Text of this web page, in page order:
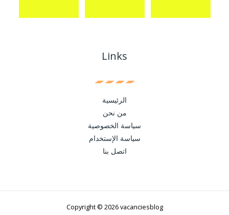
Links
الرئيسية
من نحن
سياسة الخصوصية
سياسة الإستخدام
اتصل بنا
Copyright © 2026 vacanciesblog